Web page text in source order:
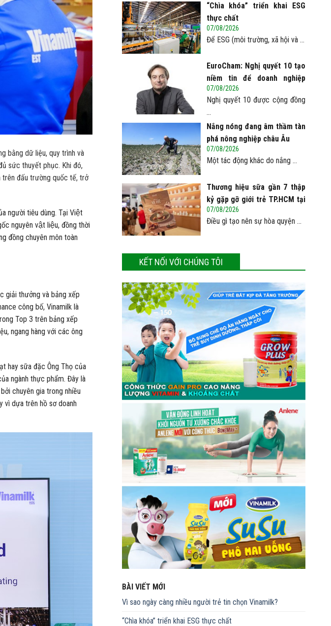
bằng dữ liệu, quy trình và
sức thuyết phục. Khi đó,
trên đấu trường quốc tế, trở
người tiêu dùng. Tại Việt
nguyên vật liệu, đồng thời
đồng chuyên môn toàn
giải thưởng và bảng xếp
công bố, Vinamilk là
Top 3 trên bảng xếp
ngang hàng với các ông
hay sữa đặc Ông Thọ của
ngành thực phẩm. Đây là
chuyên gia trong nhiều
vì dựa trên hồ sơ doanh
“Chìa khóa” triển khai ESG
thực chất
07/08/2026
Để ESG (môi trường, xã hội và ...
EuroCham: Nghị quyết 10 tạo
niềm tin để doanh nghiệp
châu Âu mở rộng đầu tư tại
Việt Nam
07/08/2026
Nghị quyết 10 được cộng đồng
...
Nắng nóng đang âm thầm tàn
phá nông nghiệp châu Âu
07/08/2026
Một tác động khác do nắng ...
Thương hiệu sữa gần 7 thập
kỷ gặp gỡ giới trẻ TP.HCM tại
Pop-up ‘Thưởng vị hè’
07/08/2026
Điều gì tạo nên sự hòa quyện ...
KẾT NỐI VỚI CHÚNG TÔI
BÀI VIẾT MỚI
Vì sao ngày càng nhiều người trẻ tin chọn Vinamilk?
“Chìa khóa” triển khai ESG thực chất